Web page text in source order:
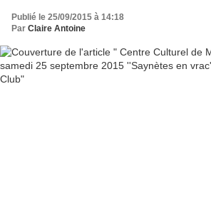
Publié le 25/09/2015 à 14:18
Par Claire Antoine